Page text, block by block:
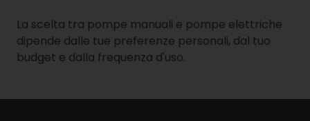
La scelta tra pompe manuali e pompe elettriche
dipende dalle tue preferenze personali, dal tuo
budget e dalla frequenza d'uso.